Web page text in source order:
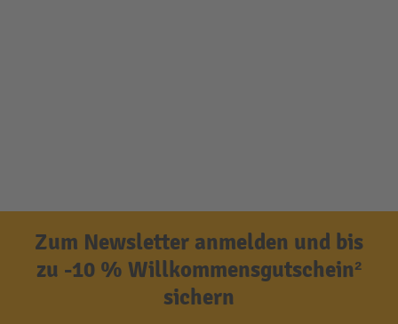
Zum Newsletter anmelden und bis
zu -10 % Willkommensgutschein²
sichern